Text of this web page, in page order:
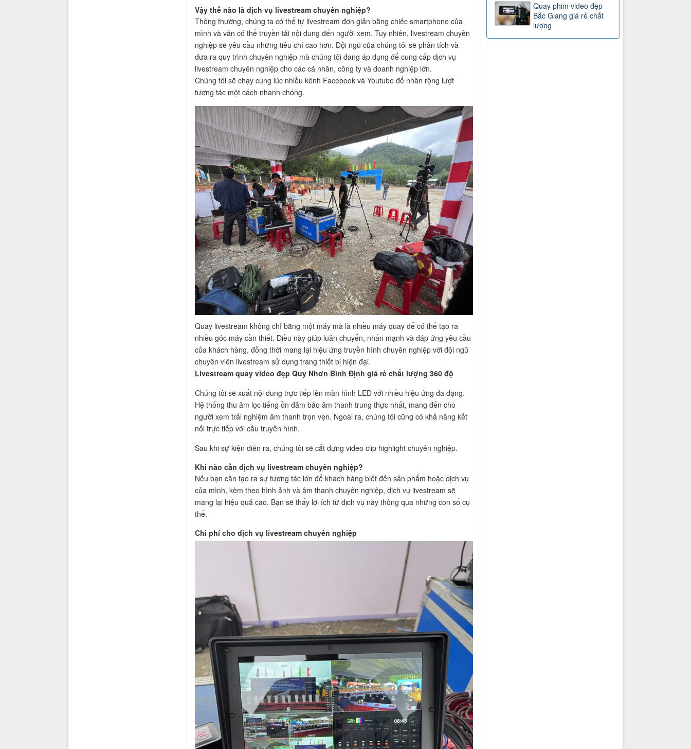
Vậy thế nào là dịch vụ livestream chuyên nghiệp?
Thông thường, chúng ta có thể tự livestream đơn giản bằng chiếc smartphone của
mình và vẫn có thể truyền tải nội dung đến người xem. Tuy nhiên, livestream chuyên
nghiệp sẽ yêu cầu những tiêu chí cao hơn. Đội ngũ của chúng tôi sẽ phân tích và
đưa ra quy trình chuyên nghiệp mà chúng tôi đang áp dụng để cung cấp dịch vụ
livestream chuyên nghiệp cho các cá nhân, công ty và doanh nghiệp lớn.
Chúng tôi sẽ chạy cùng lúc nhiều kênh Facebook và Youtube để nhân rộng lượt
tương tác một cách nhanh chóng.
Quay livestream không chỉ bằng một máy mà là nhiều máy quay để có thể tạo ra
nhiều góc máy cần thiết. Điều này giúp luân chuyển, nhấn mạnh và đáp ứng yêu cầu
của khách hàng, đồng thời mang lại hiệu ứng truyền hình chuyên nghiệp với đội ngũ
chuyên viên livestream sử dụng trang thiết bị hiện đại.
Livestream quay video đẹp Quy Nhơn Bình Định giá rẻ chất lượng 360 độ
Chúng tôi sẽ xuất nội dung trực tiếp lên màn hình LED với nhiều hiệu ứng đa dạng.
Hệ thống thu âm lọc tiếng ồn đảm bảo âm thanh trung thực nhất, mang đến cho
người xem trải nghiệm âm thanh trọn vẹn. Ngoài ra, chúng tôi cũng có khả năng kết
nối trực tiếp với cầu truyền hình.
Sau khi sự kiện diễn ra, chúng tôi sẽ cắt dựng video clip highlight chuyên nghiệp.
Khi nào cần dịch vụ livestream chuyên nghiệp?
Nếu bạn cần tạo ra sự tương tác lớn để khách hàng biết đến sản phẩm hoặc dịch vụ
của mình, kèm theo hình ảnh và âm thanh chuyên nghiệp, dịch vụ livestream sẽ
mang lại hiệu quả cao. Bạn sẽ thấy lợi ích từ dịch vụ này thông qua những con số cụ
thể.
Chi phí cho dịch vụ livestream chuyên nghiệp
Quay phim video đẹp
Bắc Giang giá rẻ chất
lượng